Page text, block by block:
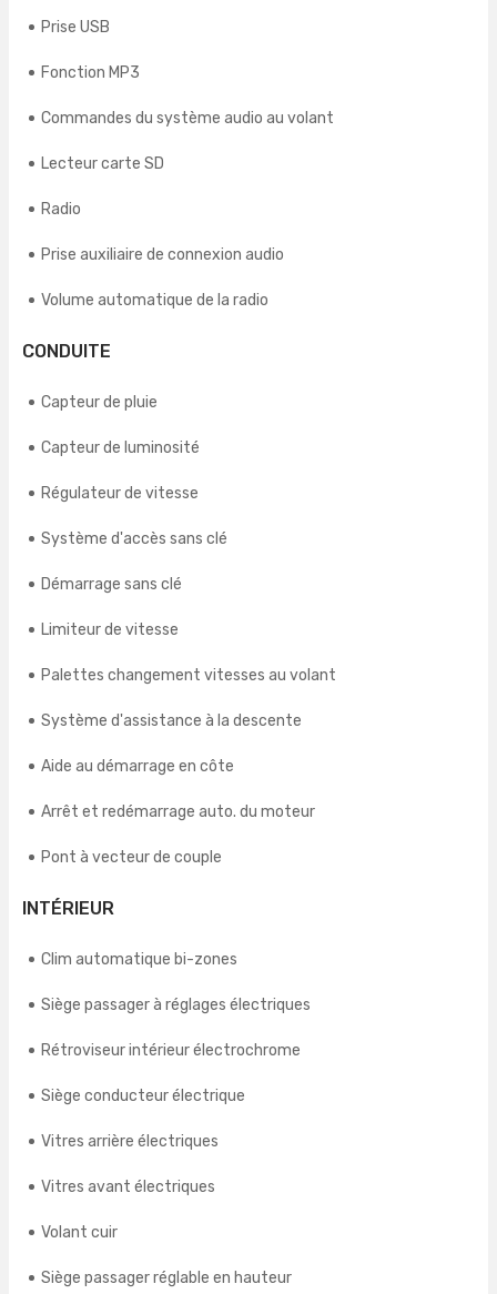
Prise USB
Fonction MP3
Commandes du système audio au volant
Lecteur carte SD
Radio
Prise auxiliaire de connexion audio
Volume automatique de la radio
CONDUITE
Capteur de pluie
Capteur de luminosité
Régulateur de vitesse
Système d'accès sans clé
Démarrage sans clé
Limiteur de vitesse
Palettes changement vitesses au volant
Système d'assistance à la descente
Aide au démarrage en côte
Arrêt et redémarrage auto. du moteur
Pont à vecteur de couple
INTÉRIEUR
Clim automatique bi-zones
Siège passager à réglages électriques
Rétroviseur intérieur électrochrome
Siège conducteur électrique
Vitres arrière électriques
Vitres avant électriques
Volant cuir
Siège passager réglable en hauteur